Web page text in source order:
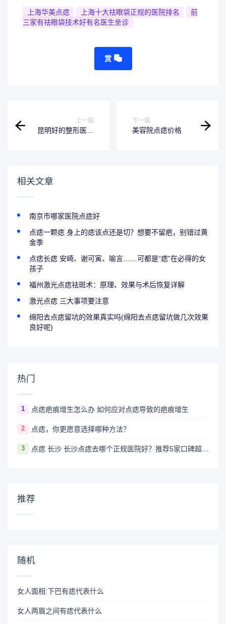
上海华美点痣 上海十大祛眼袋正规的医院排名
前
三家有祛眼袋技术好有名医生坐诊
赏
上一篇
昆明好的整形医院
下一篇
美容院点痣价格
相关文章
南京市哪家医院点痣好
点痣一颗痣 身上的痣该点还是切？想要不留疤，别错过黄
金季
点痣长痣 安崎、谢可寅、喻言……可都是“痣”在必得的女
孩子
福州激光点痣祛斑术：原理、效果与术后恢复详解
激光点痣 三大事项要注意
绵阳去点痣留坑的效果真实吗(绵阳去点痣留坑做几次效果
良好呢)
热门
1 点痣疤痕增生怎么办 如何应对点痣导致的疤痕增生
2 点痣，你更愿意选择哪种方法？
3
推荐
随机
女人面相:下巴有痣代表什么
女人两眉之间有痣代表什么